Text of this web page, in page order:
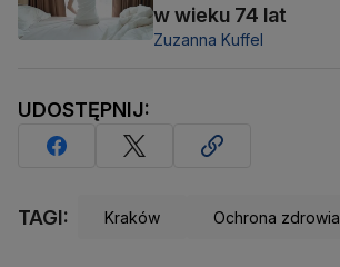
w wieku 74 lat
Zuzanna Kuffel
UDOSTĘPNIJ:
TAGI: Kraków Ochrona zdrowia